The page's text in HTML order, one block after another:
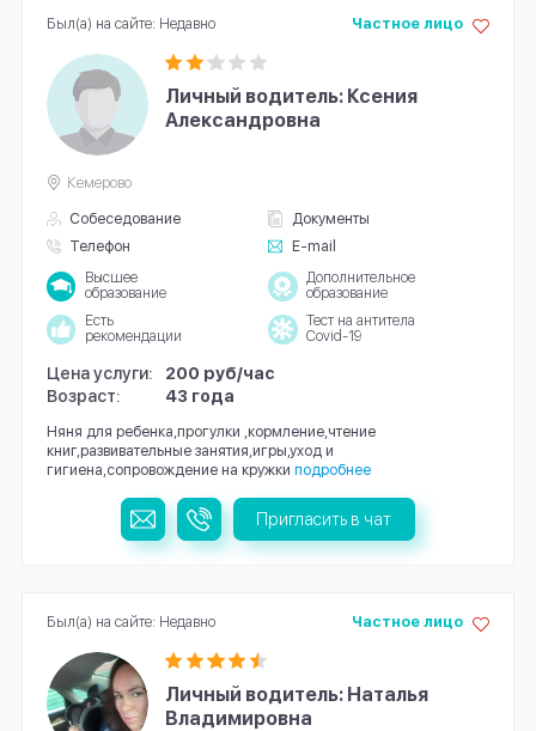
Личный водитель: Ксения
Александровна
Собеседование
Документы
Телефон
E-mail
Частное лицо
Кемерово
Высшее
образование
Дополнительное
образование
Есть
рекомендации
Тест на антитела
Covid-19
Цена услуги:
200 руб/час
Возраст:
43 года
Няня для ребенка,прогулки ,кормление,чтение
книг,развивательные занятия,игры,уход и
гигиена,сопровождение на кружки подробнее
Был(а) на сайте: Недавно
Пригласить в чат
Личный водитель: Наталья
Владимировна
Частное лицо
Был(а) на сайте: Недавно